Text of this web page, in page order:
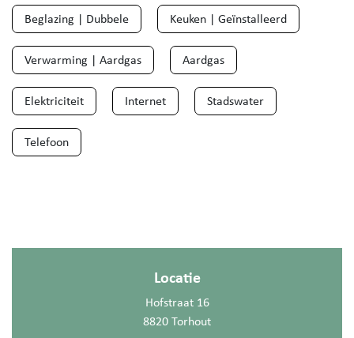
Beglazing | Dubbele Keuken | Geïnstalleerd
Verwarming | Aardgas Aardgas
Elektriciteit Internet Stadswater
Telefoon
Locatie
Hofstraat 16
8820 Torhout